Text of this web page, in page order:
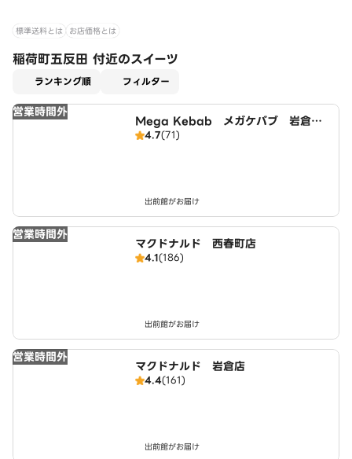
標準送料とは お店価格とは
稲荷町五反田 付近のスイーツ
ランキング順 フィルター
営業時間外
Mega Kebab メガケバブ 岩倉
店 Halal ハラール
4.7(71)
出前館がお届け
営業時間外
マクドナルド 西春町店
4.1(186)
出前館がお届け
営業時間外
マクドナルド 岩倉店
4.4(161)
出前館がお届け